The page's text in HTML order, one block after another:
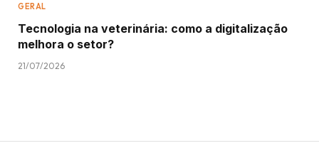
GERAL
Tecnologia na veterinária: como a digitalização
melhora o setor?
21/07/2026